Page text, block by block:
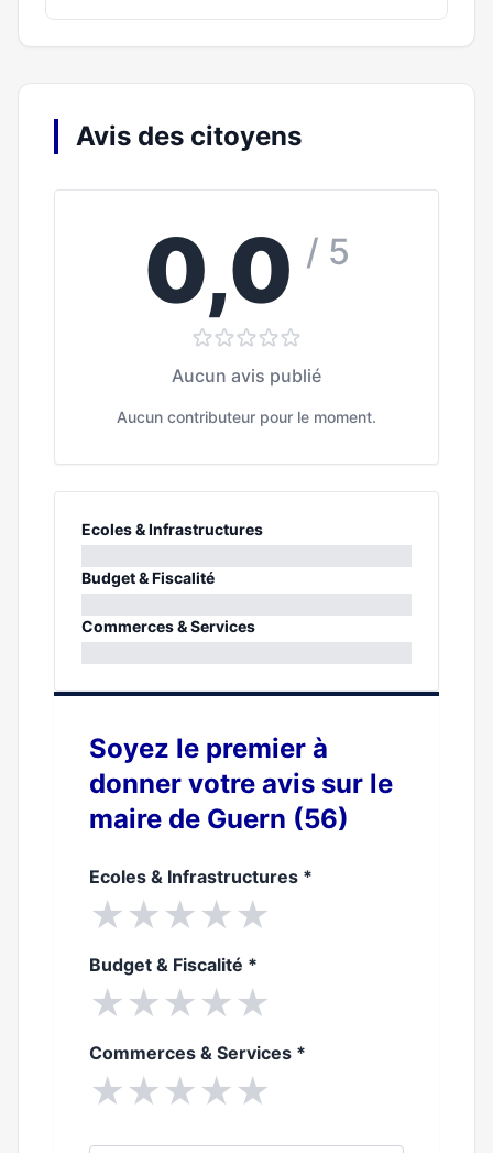
Avis des citoyens
0,0 / 5
Aucun avis publié
Aucun contributeur pour le moment.
Ecoles & Infrastructures
0%
Budget & Fiscalité
0%
Commerces & Services
Soyez le premier à
donner votre avis sur le
maire de Guern (56)
Ecoles & Infrastructures *
★★★★★
Budget & Fiscalité *
★★★★★
Commerces & Services *
★★★★★